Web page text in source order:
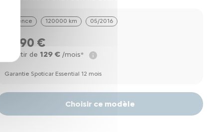
Essence 120000 km 05/2016
8990 €
à partir de 129 € /mois*
Garantie Spoticar Essential 12 mois
Choisir ce modèle